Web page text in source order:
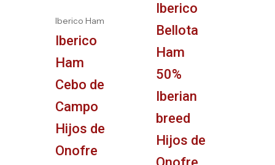
Iberico Ham
Iberico
Ham
Cebo de
Campo
Hijos de
Onofre
Iberico
Bellota
Ham
50%
Iberian
breed
Hijos de